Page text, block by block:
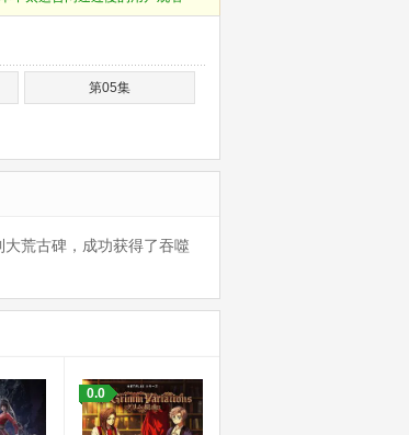
第05集
荒古碑，成功获得了吞噬
0.0